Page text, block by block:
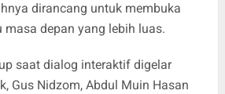
dirancang untuk membuka
depan yang lebih luas.
saat dialog interaktif digelar
Gus Nidzom, Abdul Muin Hasan